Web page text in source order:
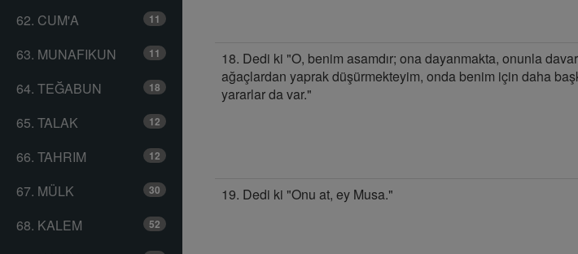
62. CUM'A 11
63. MUNAFIKUN 11
64. TEĞABUN 18
65. TALAK 12
66. TAHRIM 12
67. MÜLK 30
68. KALEM 52
18. Dedi ki "O, benim asamdır; ona dayanmakta, onunla
ağaçlardan yaprak düşürmekteyim, onda benim için daha
yararlar da var."
19. Dedi ki "Onu at, ey Musa."